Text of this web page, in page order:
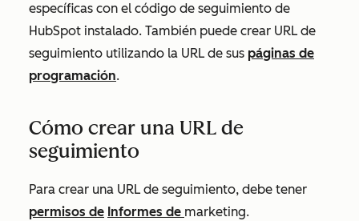
específicas con el código de seguimiento de
HubSpot instalado. También puede crear URL de
seguimiento utilizando la URL de sus páginas de
programación.
Cómo crear una URL de
seguimiento
Para crear una URL de seguimiento, debe tener
permisos de Informes de marketing.